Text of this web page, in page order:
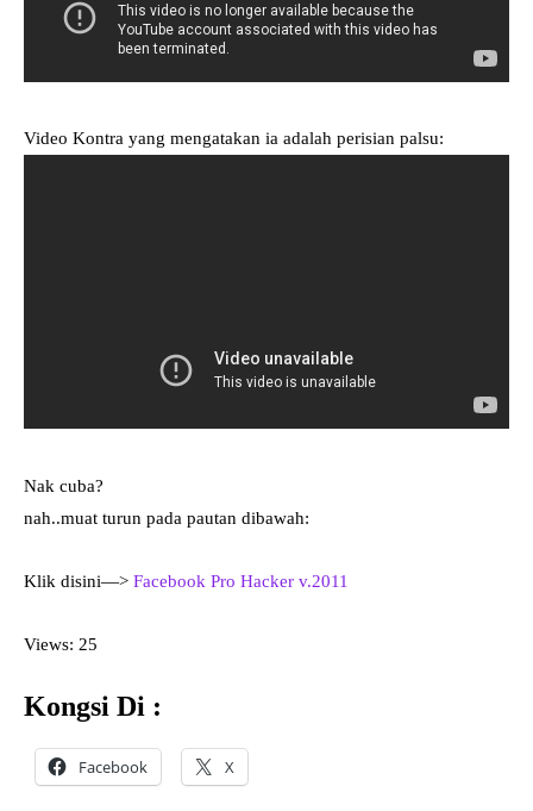
Video Kontra yang mengatakan ia adalah perisian palsu:
Nak cuba?
nah..muat turun pada pautan dibawah:
Klik disini—> Facebook Pro Hacker v.2011
Views: 25
Kongsi Di :
Facebook X